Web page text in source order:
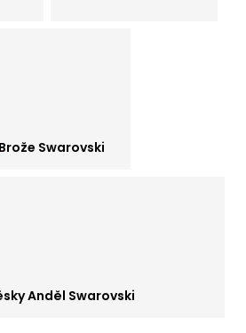
Brože Swarovski
Anděl Swarovski